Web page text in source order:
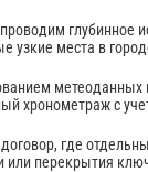
глубинное
места в
метеоданных
хронометраж с
где
или перекрытия